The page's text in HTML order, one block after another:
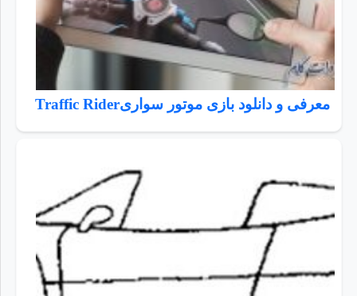
معرفی و دانلود بازی موتور سواریTraffic Rider